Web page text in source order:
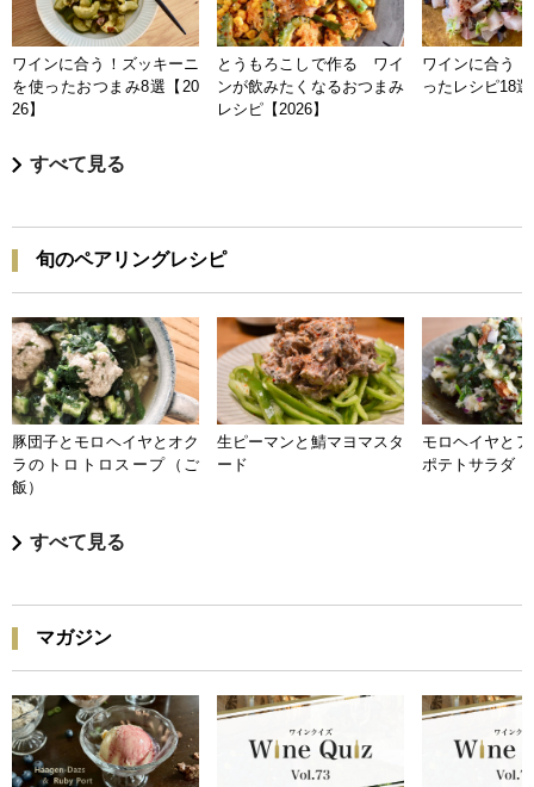
ワインに合う！ズッキーニ
を使ったおつまみ8選【20
26】
とうもろこしで作る ワイ
ンが飲みたくなるおつまみ
レシピ【2026】
ワインに合う
ったレシピ18
すべて見る
旬のペアリングレシピ
豚団子とモロヘイヤとオク
ラのトロトロスープ（ご
飯）
生ピーマンと鯖マヨマスタ
ード
モロヘイヤと
ポテトサラダ
すべて見る
マガジン